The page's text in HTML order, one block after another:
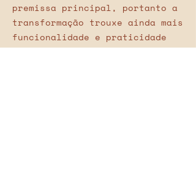
premissa principal, portanto a
transformação trouxe ainda mais
funcionalidade e praticidade
para o dia a dia da casa.